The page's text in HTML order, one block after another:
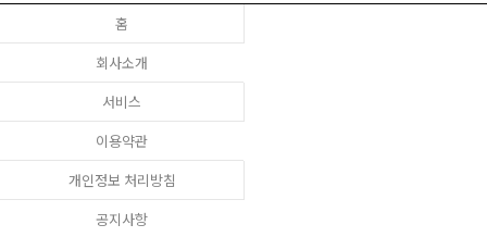
홈
회사소개
서비스
이용약관
개인정보 처리방침
공지사항